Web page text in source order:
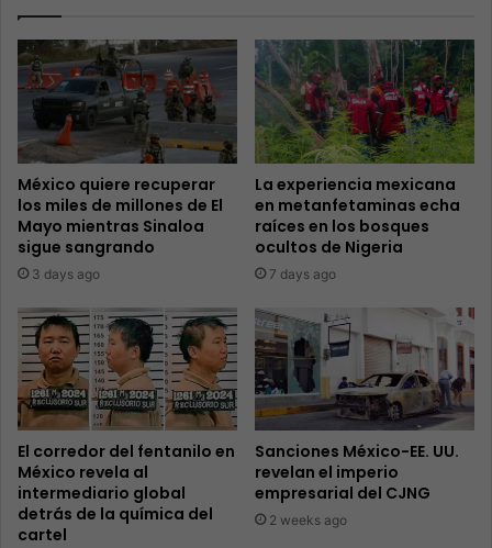
México quiere recuperar
los miles de millones de El
Mayo mientras Sinaloa
sigue sangrando
3 days ago
La experiencia mexicana
en metanfetaminas echa
raíces en los bosques
ocultos de Nigeria
7 days ago
El corredor del fentanilo en
México revela al
intermediario global
detrás de la química del
cartel
Sanciones México-EE. UU.
revelan el imperio
empresarial del CJNG
2 weeks ago